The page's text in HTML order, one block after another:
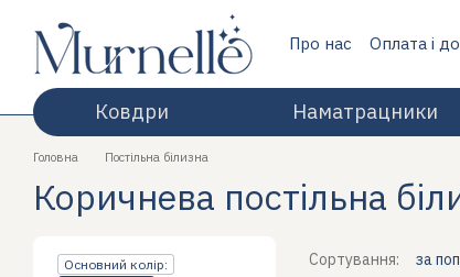
Перейти до основного контенту
Про нас Оплата і
Ковдри Наматрацники
Головна Постільна білизна
Коричнева постільна
Сортування: за
Основний колір: